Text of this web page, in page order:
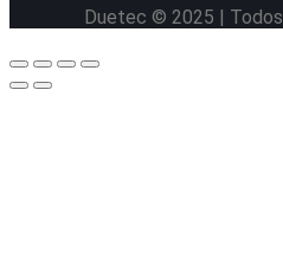
Duetec © 2025 |